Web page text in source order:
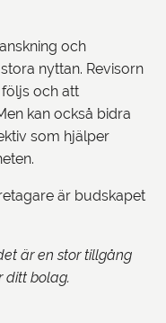
och
nyttan. Revisorn
och att
kan också bidra
som hjälper
är budskapet
är en stor tillgång
ditt bolag.